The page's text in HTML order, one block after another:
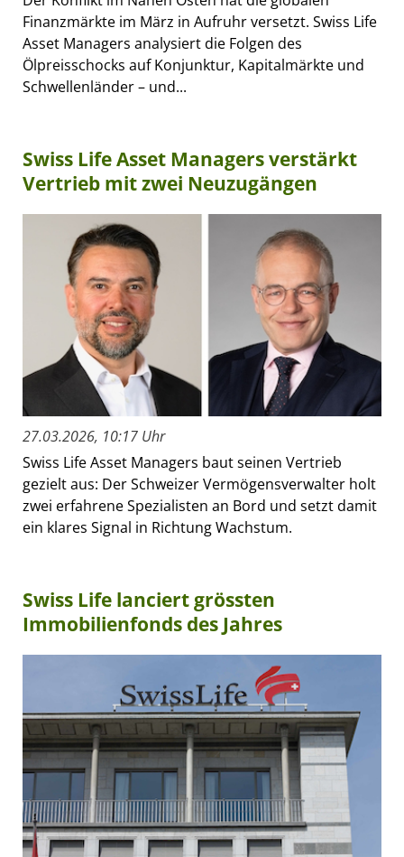
Finanzmärkte im März in Aufruhr versetzt. Swiss Life
Asset Managers analysiert die Folgen des
Ölpreisschocks auf Konjunktur, Kapitalmärkte und
Schwellenländer – und...
Swiss Life Asset Managers verstärkt
Vertrieb mit zwei Neuzugängen
27.03.2026, 10:17 Uhr
Swiss Life Asset Managers baut seinen Vertrieb
gezielt aus: Der Schweizer Vermögensverwalter holt
zwei erfahrene Spezialisten an Bord und setzt damit
ein klares Signal in Richtung Wachstum.
Swiss Life lanciert grössten
Immobilienfonds des Jahres